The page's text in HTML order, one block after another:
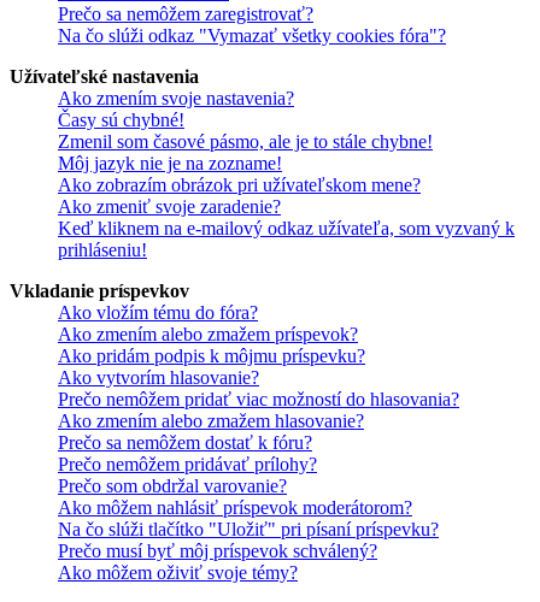
Prečo sa nemôžem zaregistrovať?
Na čo slúži odkaz "Vymazať všetky cookies fóra"?
Užívateľské nastavenia
Ako zmením svoje nastavenia?
Časy sú chybné!
Zmenil som časové pásmo, ale je to stále chybne!
Môj jazyk nie je na zozname!
Ako zobrazím obrázok pri užívateľskom mene?
Ako zmeniť svoje zaradenie?
Keď kliknem na e-mailový odkaz užívateľa, som vyzvaný k
prihláseniu!
Vkladanie príspevkov
Ako vložím tému do fóra?
Ako zmením alebo zmažem príspevok?
Ako pridám podpis k môjmu príspevku?
Ako vytvorím hlasovanie?
Prečo nemôžem pridať viac možností do hlasovania?
Ako zmením alebo zmažem hlasovanie?
Prečo sa nemôžem dostať k fóru?
Prečo nemôžem pridávať prílohy?
Prečo som obdržal varovanie?
Ako môžem nahlásiť príspevok moderátorom?
Na čo slúži tlačítko "Uložiť" pri písaní príspevku?
Prečo musí byť môj príspevok schválený?
Ako môžem oživiť svoje témy?